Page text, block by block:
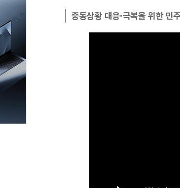
중동상황 대응·극복을 위한 민